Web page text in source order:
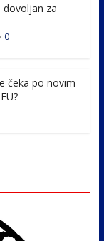
dovoljan za
0
čeka po novim